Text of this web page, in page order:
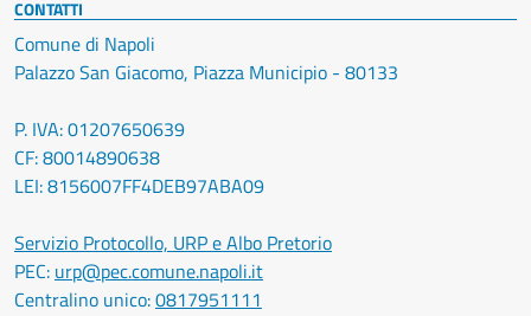
CONTATTI
Comune di Napoli
Palazzo San Giacomo, Piazza Municipio - 80133
P. IVA: 01207650639
CF: 80014890638
LEI: 8156007FF4DEB97ABA09
Servizio Protocollo, URP e Albo Pretorio
PEC: urp@pec.comune.napoli.it
Centralino unico:0817951111